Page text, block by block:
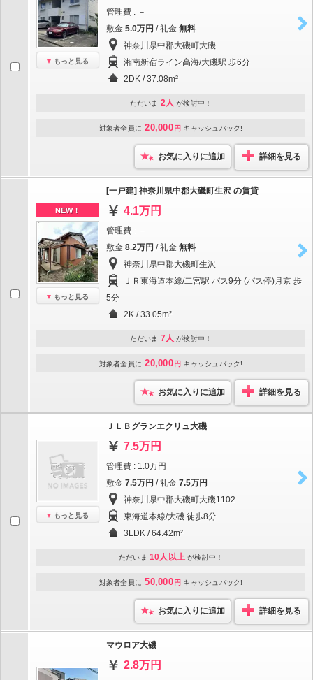
もっと見る
管理費 : －
敷金 5.0万円 / 礼金 無料
神奈川県中郡大磯町大磯
湘南新宿ライン高海/大磯駅 歩6分
2DK / 37.08m²
ただいま 2人 が検討中！
対象者全員に 20,000 円 キャッシュバック!
お気に入りに追加 詳細を見る
NEW！
もっと見る
[一戸建] 神奈川県中郡大磯町生沢 の賃貸
4.1万円
管理費 : －
敷金 8.2万円 / 礼金 無料
神奈川県中郡大磯町生沢
ＪＲ東海道本線/二宮駅 バス9分 (バス停)月京 歩
5分
2K / 33.05m²
ただいま 7人 が検討中！
対象者全員に 20,000 円 キャッシュバック!
お気に入りに追加 詳細を見る
もっと見る
ＪＬＢグランエクリュ大磯
7.5万円
管理費 : 1.0万円
敷金 7.5万円 / 礼金 7.5万円
神奈川県中郡大磯町大磯1102
東海道本線/大磯 徒歩8分
3LDK / 64.42m²
ただいま 10人以上 が検討中！
対象者全員に 50,000 円 キャッシュバック!
お気に入りに追加 詳細を見る
マウロア大磯
2.8万円